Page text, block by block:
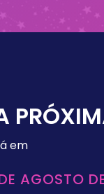
em
AGOSTO